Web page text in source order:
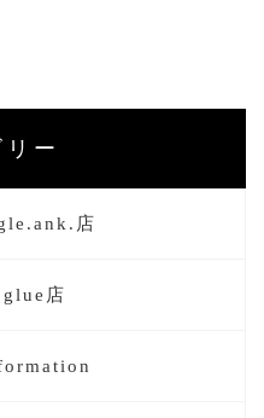
ー
店
店